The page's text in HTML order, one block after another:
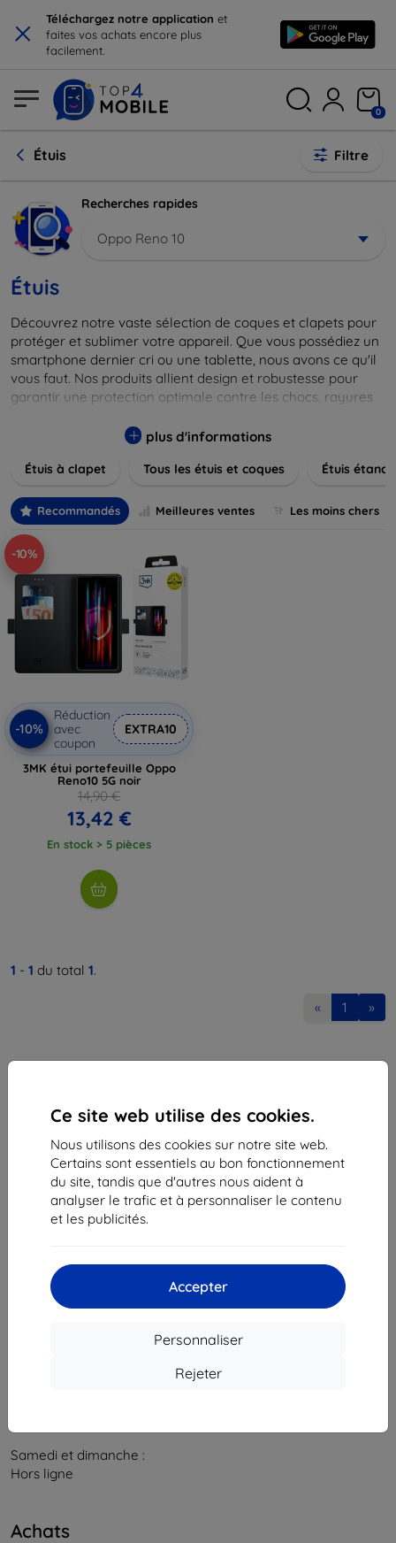
× Téléchargez notre application et
faites vos achats encore plus
facilement.
Ce site web utilise des cookies.
Nous utilisons des cookies sur notre site web.
Certains sont essentiels au bon fonctionnement
du site, tandis que d'autres nous aident à
analyser le trafic et à personnaliser le contenu
et les publicités.
Accepter
Personnaliser
Rejeter
0
Étuis Filtre
Recherches rapides
Oppo Reno 10
Étuis
Découvrez notre vaste sélection de coques et clapets pour
protéger et sublimer votre appareil. Que vous possédiez un
smartphone dernier cri ou une tablette, nous avons ce qu'il
vous faut. Nos produits allient design et robustesse pour
garantir une protection optimale contre les chocs, rayures
allant des modèles élégants et minimalistes aux designs
matériaux de haute qualité, y compris le cuir, le silicone, et
parfait pour exprimer votre style tout en assurant la
durabilité de votre appareil.
plus d'informations
Étuis à clapet Tous les étuis et coques Étuis
Recommandés Meilleures ventes Les moins chers
-10%
-10%
Réduction
avec
coupon
EXTRA10
3MK étui portefeuille Oppo
Reno10 5G noir
14,90 €
13,42 €
En stock > 5 pièces
1 - 1 du total 1.
« 1 »
Shield-Sk s.r.o.
Ulica Rudolfa Mocka 3750/2A
841 04 Bratislava
Numéro d’identification d’entreprise :
Contacts
Samedi et dimanche :
Hors ligne
Achats